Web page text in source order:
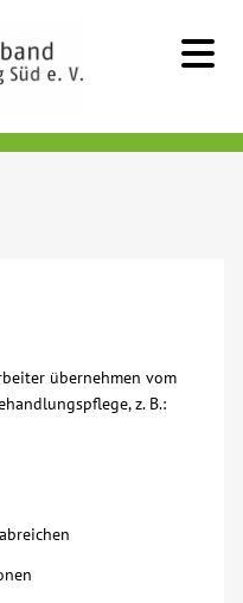
übernehmen vom
z. B.: